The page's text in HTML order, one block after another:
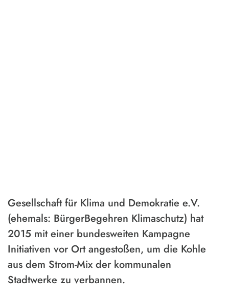
Gesellschaft für Klima und Demokratie e.V.
(ehemals: BürgerBegehren Klimaschutz) hat
2015 mit einer bundesweiten Kampagne
Initiativen vor Ort angestoßen, um die Kohle
aus dem Strom-Mix der kommunalen
Stadtwerke zu verbannen.